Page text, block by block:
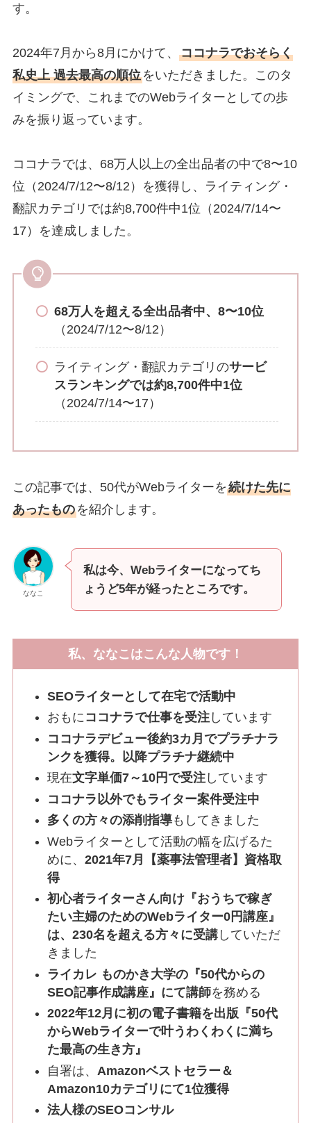
す。
2024年7月から8月にかけて、 ココナラでおそらく
私史上 過去最高の順位をいただきました。このタ
イミングで、これまでのWebライターとしての歩
みを振り返っています。
ココナラでは、68万人以上の全出品者の中で8〜10
位（2024/7/12〜8/12）を獲得し、ライティング・
翻訳カテゴリでは約8,700件中1位（2024/7/14〜
17）を達成しました。
68万人を超える全出品者中、8〜10位
（2024/7/12〜8/12）
ライティング・翻訳カテゴリのサービ
スランキングでは約8,700件中1位
（2024/7/14〜17）
この記事では、50代がWebライターを続けた先に
あったものを紹介します。
ななこ
私は今、Webライターになってち
ょうど5年が経ったところです。
私、ななこ はこんな人物です！
SEOライターとして在宅で活動中
おもにココナラで仕事を受注 しています
ココナラデビュー後約3カ月でプラチナラ
ンクを獲得。以降プラチナ継続中
現在文字単価7～10円で受注 しています
ココナラ以外でもライター案件受注中
多くの方々の添削指導もしてきました
Webライターとして活動の幅を広げるた
めに、2021年7月【薬事法管理者】資格取
得
初心者ライターさん向け『おうちで稼ぎ
たい主婦のためのWebライター0円講座』
は、230名を超える方々に受講 していただ
きました
ライカレ ものかき大学の『50代からの
SEO記事作成講座』にて講師を務める
2022年12月に初の電子書籍を出版『50代
からWebライターで叶うわくわくに満ち
た最高の生き方』
自署は、 Amazonベストセラー＆
Amazon10カテゴリにて1位獲得
法人様のSEOコンサル